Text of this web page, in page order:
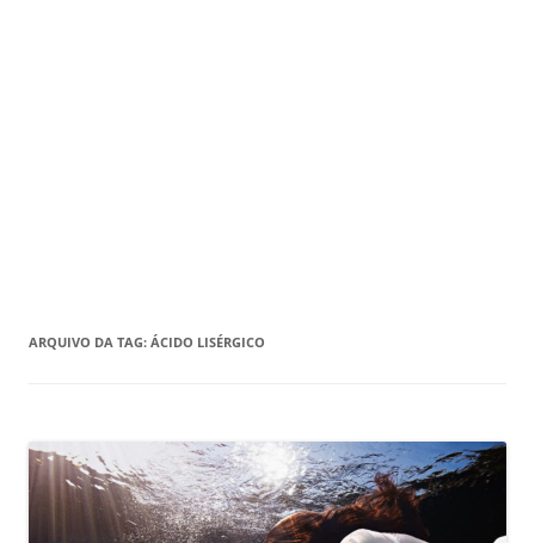
ARQUIVO DA TAG: ÁCIDO LISÉRGICO